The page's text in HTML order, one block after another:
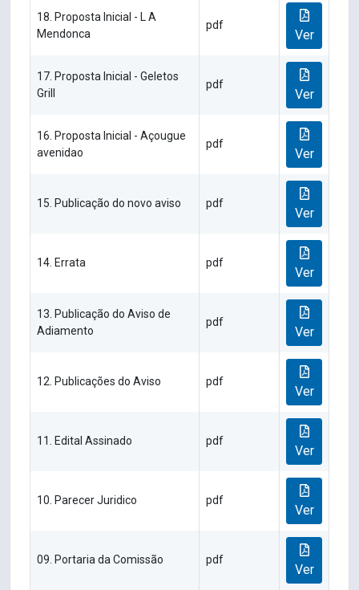
18. Proposta Inicial - L A
Mendonca
pdf
Ver
17. Proposta Inicial - Geletos
Grill
pdf
Ver
16. Proposta Inicial - Açougue
avenidao
pdf
Ver
15. Publicação do novo aviso pdf
Ver
14. Errata pdf
Ver
13. Publicação do Aviso de
Adiamento
pdf
Ver
12. Publicações do Aviso pdf
Ver
11. Edital Assinado pdf
Ver
10. Parecer Juridico pdf
Ver
09. Portaria da Comissão pdf
Ver